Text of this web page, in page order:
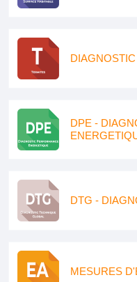
DPE -
DTG -
MESURES